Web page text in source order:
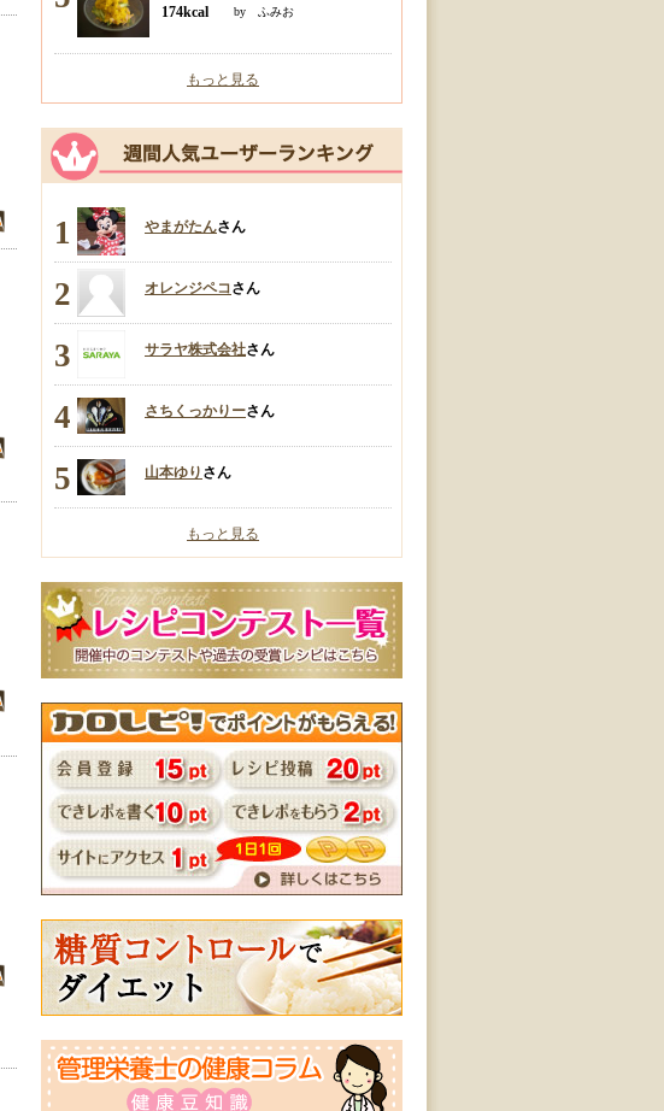
174kcal
by ふみお
もっと見る
1 やまがたんさん
2 オレンジペコさん
3 サラヤ株式会社さん
4 さちくっかりーさん
5 山本ゆり さん
もっと見る